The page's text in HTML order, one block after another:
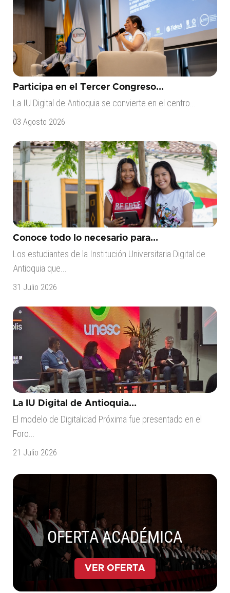
Participa en el Tercer Congreso...
La IU Digital de Antioquia se convierte en el centro...
03 Agosto 2026
Conoce todo lo necesario para...
Los estudiantes de la Institución Universitaria Digital de
Antioquia que...
31 Julio 2026
La IU Digital de Antioquia...
El modelo de Digitalidad Próxima fue presentado en el
Foro...
21 Julio 2026
OFERTA ACADÉMICA
VER OFERTA